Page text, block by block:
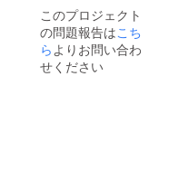
として
ノート
の使っ
ている
ページ
3.6cm x
17.8cm
x
4.5cm(
縦x横x
このプロジェクト
の問題報告はこち
らよりお問い合わ
せください